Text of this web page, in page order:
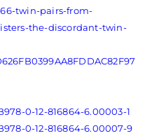
twin-pairs-from-
the-discordant-twin-
0-12-816864-6.00003-1
0-12-816864-6.00007-9